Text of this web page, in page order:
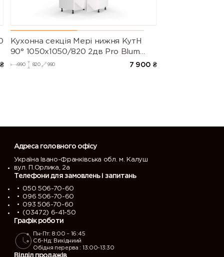
₴
Кухонна секція Мері нижня КутН
90° 1050х1050/820 2дв Pro Blum
(Білий/Глянець Білий 9003)
990 820 990 7 900 ₴
Адреса головного офісу
Україна Івано-Франківська обл. м. Калуш
вул. П.Орлика, 2а
Телефони для замовлень і запитань
050 506-70-60
096 506-70-60
093 506-70-60
(03472) 6-41-50
Графік роботи
Пн-Пт: 8:00 – 16:45
Сб-Нд: Вихідниий
Обідня перерва : 13:00-13:30
Відділ продажів